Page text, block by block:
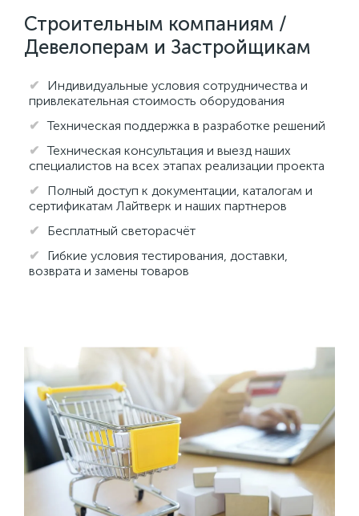
Строительным компаниям /
Девелоперам и Застройщикам
Индивидуальные условия сотрудничества и
привлекательная стоимость оборудования
Техническая поддержка в разработке решений
Техническая консультация и выезд наших
специалистов на всех этапах реализации проекта
Полный доступ к документации, каталогам и
сертификатам Лайтверк и наших партнеров
Бесплатный светорасчёт
Гибкие условия тестирования, доставки,
возврата и замены товаров